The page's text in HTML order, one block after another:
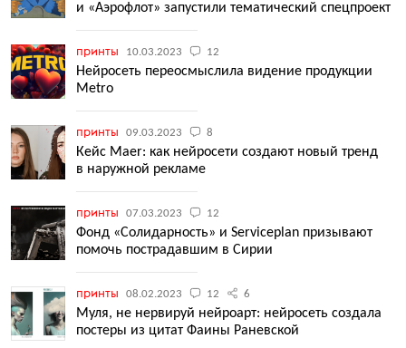
и «Аэрофлот» запустили тематический спецпроект
принты 10.03.2023 12
Нейросеть переосмыслила видение продукции
Metro
принты 09.03.2023 8
Кейс Maer: как нейросети создают новый тренд
в наружной рекламе
принты 07.03.2023 12
Фонд «Солидарность» и Serviceplan призывают
помочь пострадавшим в Сирии
принты 08.02.2023 12 6
Муля, не нервируй нейроарт: нейросеть создала
постеры из цитат Фаины Раневской